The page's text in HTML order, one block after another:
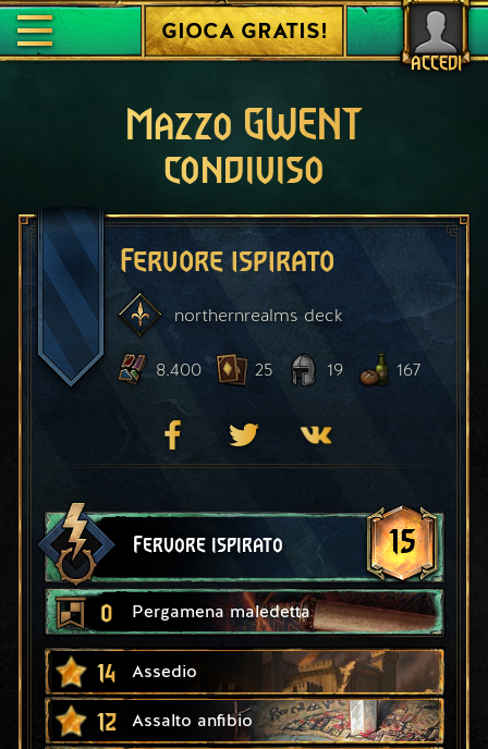
ACCEDI
GIOCA GRATIS!
Mazzo GWENT
condiviso
Fervore ispirato
northernrealmsdeck
8.400 25 19 167
Fervore ispirato 15
0 Pergamena maledetta
14 Assedio
12 Assalto anfibio